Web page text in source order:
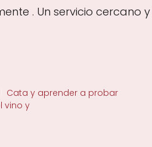
. Un servicio
Cata y aprender a probar
vino y